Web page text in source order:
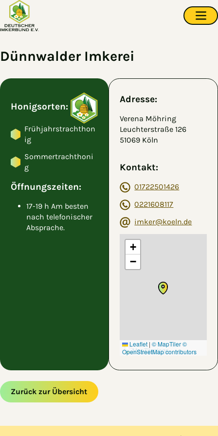
Zum Hauptinhalt springen
Dünnwalder Imkerei
Honigsorten:
Frühjahrstrachthon
ig
Sommertrachthoni
g
Öffnungszeiten:
17-19 h Am besten
nach telefonischer
Absprache.
Adresse:
Verena Möhring
Leuchterstraße 126
51069 Köln
Kontakt:
01722501426
0221608117
imker@koeln.de
+
−
Leaflet | © MapTiler©
OpenStreetMap contributors
Zurück zur Übersicht